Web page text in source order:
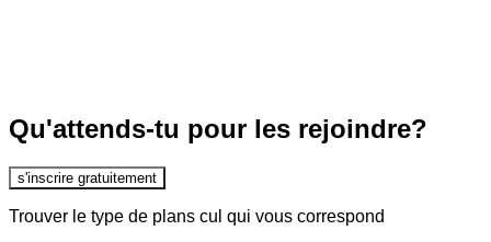
Qu'attends-tu pour les rejoindre?
s'inscrire gratuitement
Trouver le type de plans cul qui vous correspond